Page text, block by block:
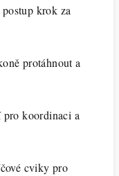
krok za
protáhnout a
koordinaci a
cviky pro